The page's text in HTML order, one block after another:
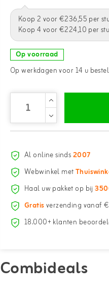
Koop 2 voor €236,55 per
Koop 4 voor €224,10 per
Op voorraad
Op werkdagen voor 14 u
Al online sinds2007
Webwinkel met
Haal uw pakket op bij
Gratisverzending vanaf
18.000+ klanten
Combideals